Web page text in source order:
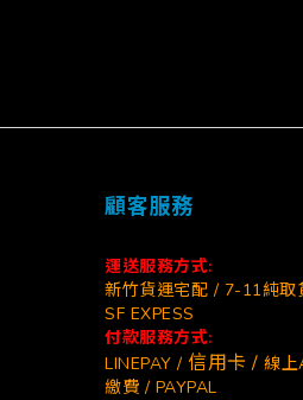
顧客服務
運送服務方式:
新竹貨運宅配 / 7-11純取
SF EXPESS
付款服務方式:
LINEPAY / 信用卡 / 線上
繳費 / PAYPAL